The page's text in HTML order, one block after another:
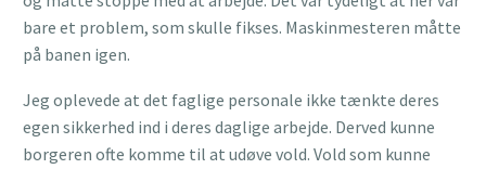
bare et problem, som skulle fikses. Maskinmesteren måtte
på banen igen.
Jeg oplevede at det faglige personale ikke tænkte deres
egen sikkerhed ind i deres daglige arbejde. Derved kunne
borgeren ofte komme til at udøve vold. Vold som kunne